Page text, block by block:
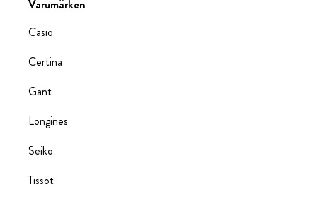
Varumärken
Casio
Certina
Gant
Longines
Seiko
Tissot